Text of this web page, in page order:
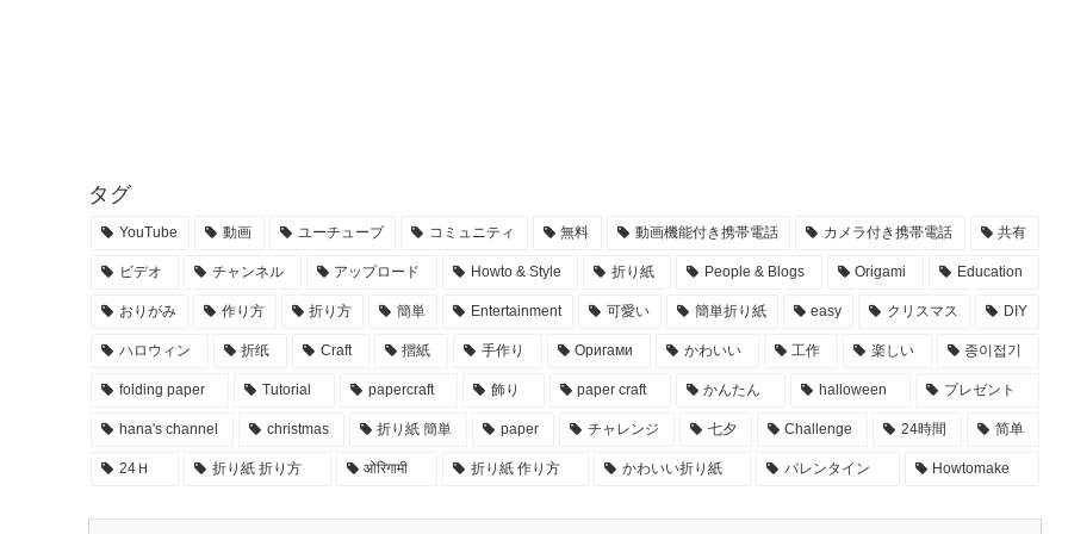
タグ
YouTube 動画 ユーチューブ コミュニティ 無料 動画機能付き携帯電話 カメラ付き携帯電話 共有
ビデオ チャンネル アップロード Howto & Style 折り紙 People & Blogs Origami Education
おりがみ 作り方 折り方 簡単 Entertainment 可愛い 簡単折り紙 easy クリスマス DIY
ハロウィン 折纸 Craft 摺紙 手作り Оригами かわいい 工作 楽しい 종이접기
folding paper Tutorial papercraft 飾り paper craft かんたん halloween プレゼント
hana's channel christmas 折り紙 簡単 paper チャレンジ 七夕 Challenge 24時間 简单
24Ｈ 折り紙 折り方 ओरिगामी 折り紙 作り方 かわいい折り紙 バレンタイン Howtomake